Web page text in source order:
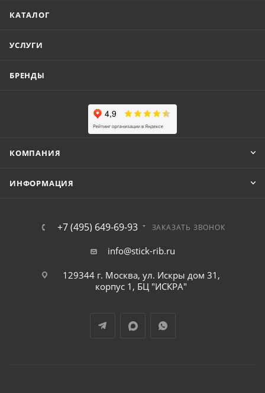
КАТАЛОГ
УСЛУГИ
БРЕНДЫ
КОМПАНИЯ
ИНФОРМАЦИЯ
+7 (495) 649-69-93 ЗАКАЗАТЬ ЗВОНОК
info@stick-rib.ru
129344 г. Москва, ул. Искры дом 31,
корпус 1, БЦ "ИСКРА"